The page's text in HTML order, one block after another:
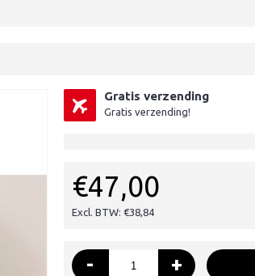
Gratis verzending
Gratis verzending!
€47,00
Excl. BTW: €38,84
- +